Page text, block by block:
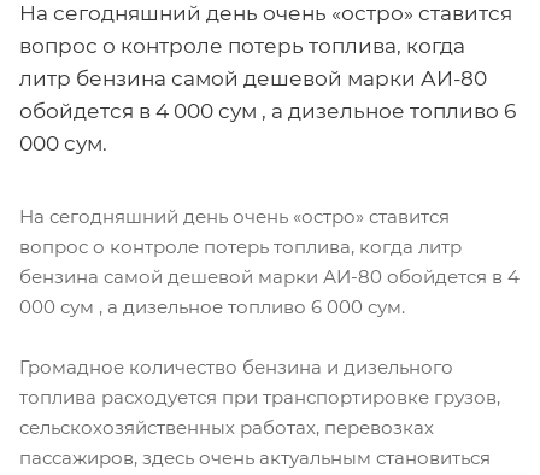
На сегодняшний день очень «остро» ставится
вопрос о контроле потерь топлива, когда
литр бензина самой дешевой марки АИ-80
обойдется в 4 000 сум , а дизельное топливо 6
000 сум.
На сегодняшний день очень «остро» ставится
вопрос о контроле потерь топлива, когда литр
бензина самой дешевой марки АИ-80 обойдется в 4
000 сум , а дизельное топливо 6 000 сум.
Громадное количество бензина и дизельного
топлива расходуется при транспортировке грузов,
сельскохозяйственных работах, перевозках
пассажиров, здесь очень актуальным становиться